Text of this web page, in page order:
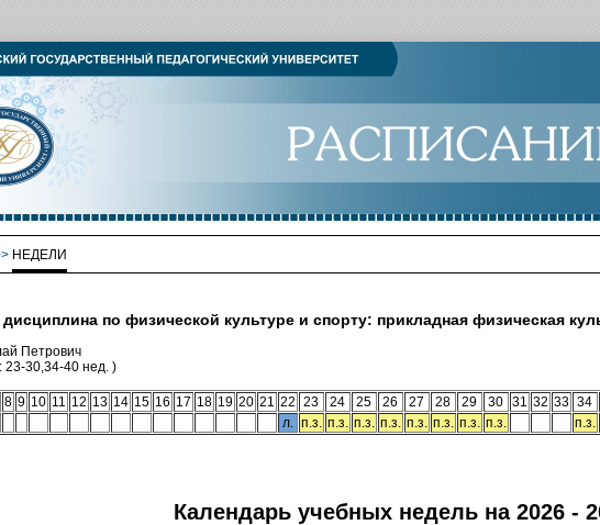
НЕДЕЛИ
по физической культуре и спорту: прикладная физическая
Петрович
23-30,34-40 нед. )
8 9 10 11 12 13 14 15 16 17 18 19 20 21 22 23 24 25 26 27 28 29 30 31 32 33 34
л. п.з. п.з. п.з. п.з. п.з. п.з. п.з. п.з. п.з.
Календарь учебных недель на 2026 -